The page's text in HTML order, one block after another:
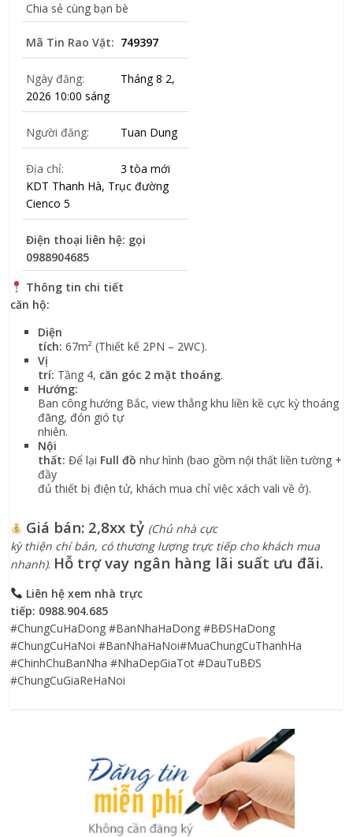
Chia sẻ cùng bạn bè
Mã Tin Rao Vặt: 749397
Ngày đăng:
Tháng 8 2,
2026 10:00 sáng
Người đăng: Tuan Dung
Địa chỉ:
3 tòa mới
KDT Thanh Hà, Trục đường
Cienco 5
Điện thoại liên hệ: gọi
0988904685
Thông tin chi tiết
căn hộ:
Diện
tích: 67m² (Thiết kế 2PN – 2WC).
Vị
trí: Tầng 4, căn góc 2 mặt thoáng.
Hướng:
Ban công hướng Bắc, view thẳng khu liền kề cực kỳ thoáng
đãng, đón gió tự
nhiên.
Nội
thất: Để lại Full đồ như hình (bao gồm nội thất liền tường +
đầy
đủ thiết bị điện tử, khách mua chỉ việc xách vali về ở).
Giá bán: 2,8xx tỷ (Chủ nhà cực
kỳ thiện chí bán, có thương lượng trực tiếp cho khách mua
nhanh). Hỗ trợ vay ngân hàng lãi suất ưu đãi.
Liên hệ xem nhà trực
tiếp: 0988.904.685
#ChungCuHaDong #BanNhaHaDong #BĐSHaDong
#ChungCuHaNoi #BanNhaHaNoi#MuaChungCuThanhHa
#ChinhChuBanNha #NhaDepGiaTot #DauTuBĐS
#ChungCuGiaReHaNoi